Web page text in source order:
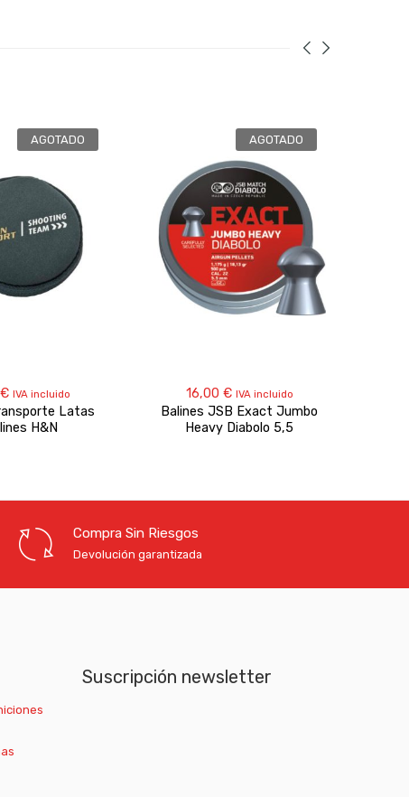
AGOTADO
€ IVA incluido
Latas
H&N
AGOTADO
16,00 € IVA incluido
Balines JSB Exact Jumbo
Heavy Diabolo 5,5
Compra Sin Riesgos
Devolución garantizada
Suscripción newsletter